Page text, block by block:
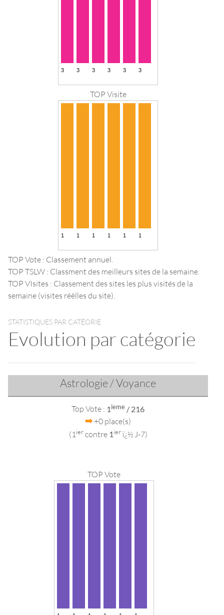
TOP Visite
TOP Vote : Classement annuel.
TOP TSLW : Classment des meilleurs sites de la semaine.
TOP VIsites : Classement des sites les plus visités de la
semaine (visites réèlles du site).
STATISTIQUES PAR CATÉORIE
Evolution par catégorie
Astrologie / Voyance
Top Vote : 1ieme / 216
+0 place(s)
(1 iercontre 1ierï¿½ J-7)
TOP Vote